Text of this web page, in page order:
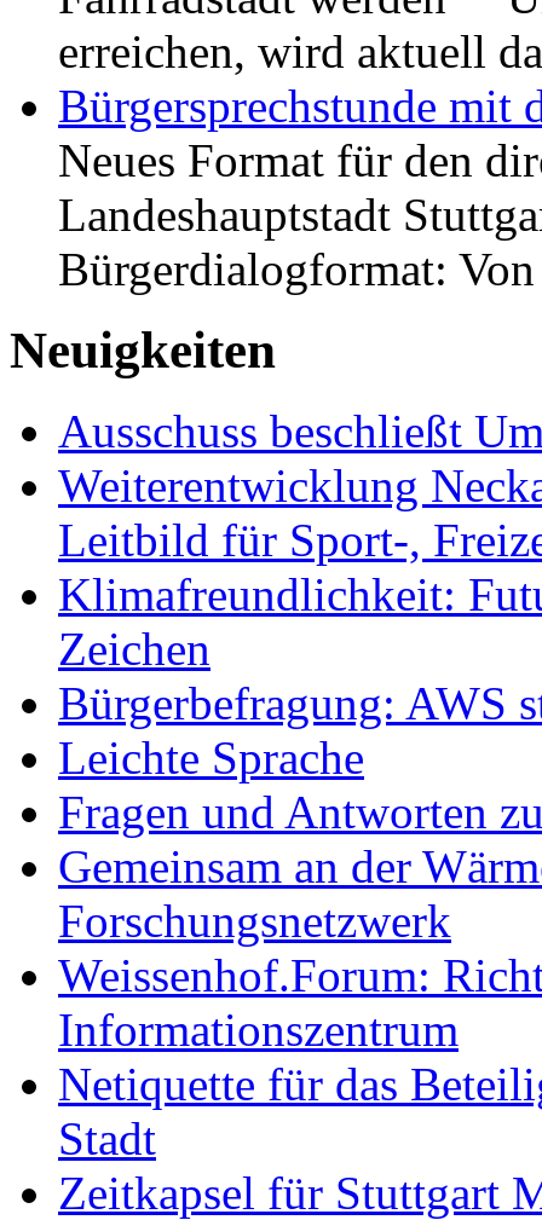
erreichen, wird aktuell
Bürgersprechstunde mit
Neues Format für den
Landeshauptstadt
Bürgerdialogformat:
Neuigkeiten
Ausschuss beschließt
Weiterentwicklung
Leitbild für Sport-,
Klimafreundlichkeit:
Zeichen
Bürgerbefragung: AWS
Leichte Sprache
Fragen und Antworten
Gemeinsam an der
Forschungsnetzwerk
Weissenhof.Forum:
Informationszentrum
Netiquette für das
Stadt
Zeitkapsel für Stuttgart